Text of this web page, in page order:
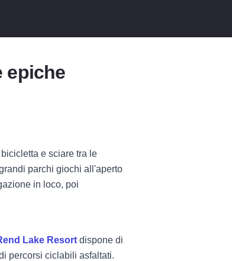
epiche
e sciare tra le
parchi giochi all'aperto
in loco, poi
Lake Resort dispone di
percorsi ciclabili asfaltati.